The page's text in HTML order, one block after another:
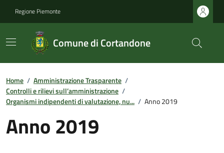
Regione Piemonte
Comune di Cortandone
Home / Amministrazione Trasparente /
Controlli e rilievi sull’amministrazione /
Organismi indipendenti di valutazione, nu... / Anno 2019
Anno 2019